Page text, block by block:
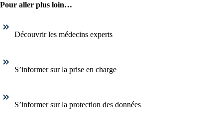
Pour aller plus loin…
Découvrir les médecins experts
S’informer sur la prise en charge
S’informer sur la protection des données